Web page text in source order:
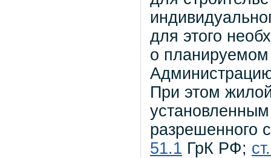
для этого
о планируемом
При этом
разрешенного
51.1 ГрК РФ;